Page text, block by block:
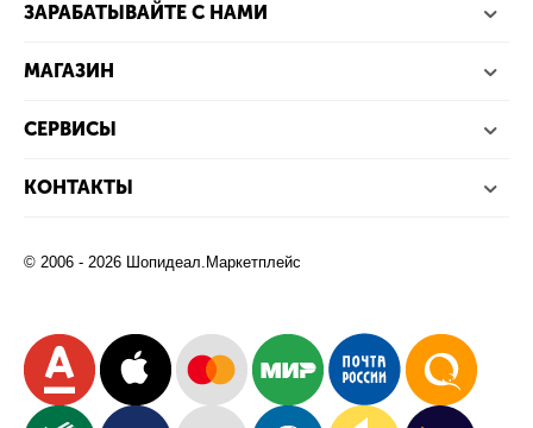
ЗАРАБАТЫВАЙТЕ С НАМИ
МАГАЗИН
СЕРВИСЫ
КОНТАКТЫ
© 2006 - 2026 Шопидеал.Маркетплейс